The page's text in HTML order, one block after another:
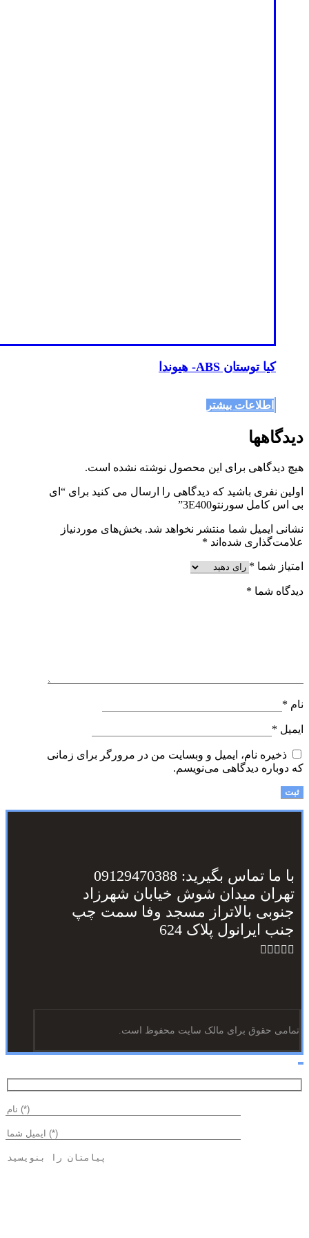
کیا توستان ABS- هیوندا
اطلاعات بیشتر
دیدگاهها
هیچ دیدگاهی برای این محصول نوشته نشده است.
اولین نفری باشید که دیدگاهی را ارسال می کنید برای “ای
بی اس کامل سورنتو3E400”
نشانی ایمیل شما منتشر نخواهد شد. بخش‌های موردنیاز
علامت‌گذاری شده‌اند *
امتیاز شما *
دیدگاه شما *
نام *
ایمیل *
ذخیره نام، ایمیل و وبسایت من در مرورگر برای زمانی
که دوباره دیدگاهی می‌نویسم.
با ما تماس بگیرید: 09129470388
تهران میدان شوش خیابان شهرزاد
جنوبی بالاتراز مسجد وفا سمت چپ
جنب ایرانول پلاک 624
تمامی حقوق برای مالک سایت محفوظ است.